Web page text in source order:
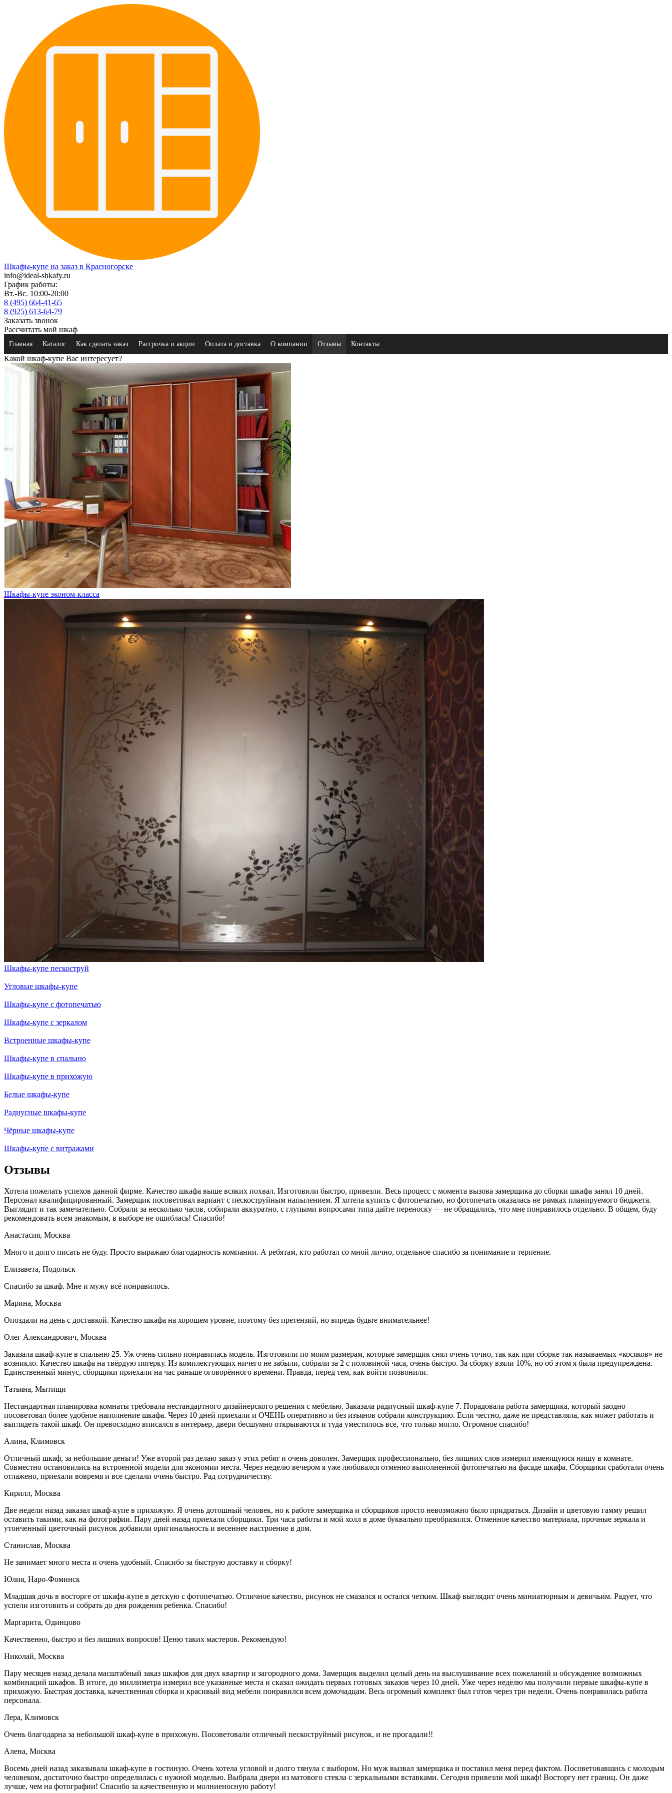
Шкафы-купе на заказ в Красногорске
info@ideal-shkafy.ru
График работы:
Вт.-Вс. 10:00-20:00
8 (495) 664-41-65
8 (925) 613-64-79
Заказать звонок
Рассчитать мой шкаф
Главная Каталог Как сделать заказ Рассрочка и акции Оплата и доставка О компании Отзывы Контакты
Какой шкаф-купе Вас интересует?
Шкафы-купе эконом-класса
Шкафы-купе пескоструй
Угловые шкафы-купе
Шкафы-купе с фотопечатью
Шкафы-купе с зеркалом
Встроенные шкафы-купе
Шкафы-купе в спальню
Шкафы-купе в прихожую
Белые шкафы-купе
Радиусные шкафы-купе
Чёрные шкафы-купе
Шкафы-купе с витражами
Отзывы
Хотела пожелать успехов данной фирме. Качество шкафа выше всяких похвал. Изготовили быстро, привезли. Весь процесс с момента вызова замерщика до сборки шкафа занял 10 дней.
Персонал квалифицированный. Замерщик посоветовал вариант с пескоструйным напылением. Я хотела купить с фотопечатью, но фотопечать оказалась не рамках планируемого бюджета.
Выглядит и так замечательно. Собрали за несколько часов, собирали аккуратно, с глупыми вопросами типа дайте переноску — не обращались, что мне понравилось отдельно. В общем, буду
рекомендовать всем знакомым, в выборе не ошиблась! Спасибо!
Анастасия, Москва
Много и долго писать не буду. Просто выражаю благодарность компании. А ребятам, кто работал со мной лично, отдельное спасибо за понимание и терпение.
Елизавета, Подольск
Спасибо за шкаф. Мне и мужу всё понравилось.
Марина, Москва
Опоздали на день с доставкой. Качество шкафа на хорошем уровне, поэтому без претензий, но впредь будьте внимательнее!
Олег Александрович, Москва
Заказала шкаф-купе в спальню 25. Уж очень сильно понравилась модель. Изготовили по моим размерам, которые замерщик снял очень точно, так как при сборке так называемых «косяков» не
возникло. Качество шкафа на твёрдую пятерку. Из комплектующих ничего не забыли, собрали за 2 с половиной часа, очень быстро. За сборку взяли 10%, но об этом я была предупреждена.
Единственный минус, сборщики приехали на час раньше оговорённого времени. Правда, перед тем, как войти позвонили.
Татьяна, Мытищи
Нестандартная планировка комнаты требовала нестандартного дизайнерского решения с мебелью. Заказала радиусный шкаф-купе 7. Порадовала работа замерщика, который заодно
посоветовал более удобное наполнение шкафа. Через 10 дней приехали и ОЧЕНЬ оперативно и без изъянов собрали конструкцию. Если честно, даже не представляла, как может работать и
выглядеть такой шкаф. Он превосходно вписался в интерьер, двери бесшумно открываются и туда уместилось все, что только могло. Огромное спасибо!
Алина, Климовск
Отличный шкаф, за небольшие деньги! Уже второй раз делаю заказ у этих ребят и очень доволен. Замерщик профессионально, без лишних слов измерил имеющуюся нишу в комнате.
Совместно остановились на встроенной модели для экономии места. Через неделю вечером я уже любовался отменно выполненной фотопечатью на фасаде шкафа. Сборщики сработали очень
отлажено, приехали вовремя и все сделали очень быстро. Рад сотрудничеству.
Кирилл, Москва
Две недели назад заказал шкаф-купе в прихожую. Я очень дотошный человек, но к работе замерщика и сборщиков просто невозможно было придраться. Дизайн и цветовую гамму решил
оставить такими, как на фотографии. Пару дней назад приехали сборщики. Три часа работы и мой холл в доме буквально преобразился. Отменное качество материала, прочные зеркала и
утонченный цветочный рисунок добавили оригинальность и весеннее настроение в дом.
Станислав, Москва
Не занимает много места и очень удобный. Спасибо за быструю доставку и сборку!
Юлия, Наро-Фоминск
Младшая дочь в восторге от шкафа-купе в детскую с фотопечатью. Отличное качество, рисунок не смазался и остался четким. Шкаф выглядит очень миниатюрным и девичьим. Радует, что
успели изготовить и собрать до дня рождения ребенка. Спасибо!
Маргарита, Одинцово
Качественно, быстро и без лишних вопросов! Ценю таких мастеров. Рекомендую!
Николай, Москва
Пару месяцев назад делала масштабный заказ шкафов для двух квартир и загородного дома. Замерщик выделил целый день на выслушивание всех пожеланий и обсуждение возможных
комбинаций шкафов. В итоге, до миллиметра измерил все указанные места и сказал ожидать первых готовых заказов через 10 дней. Уже через неделю мы получили первые шкафы-купе в
прихожую. Быстрая доставка, качественная сборка и красивый вид мебели понравился всем домочадцам. Весь огромный комплект был готов через три недели. Очень понравилась работа
персонала.
Лера, Климовск
Очень благодарна за небольшой шкаф-купе в прихожую. Посоветовали отличный пескоструйный рисунок, и не прогадали!!
Алена, Москва
Восемь дней назад заказывала шкаф-купе в гостиную. Очень хотела угловой и долго тянула с выбором. Но муж вызвал замерщика и поставил меня перед фактом. Посоветовавшись с молодым
человеком, достаточно быстро определилась с нужной моделью. Выбрала двери из матового стекла с зеркальными вставками. Сегодня привезли мой шкаф! Восторгу нет границ. Он даже
лучше, чем на фотографии! Спасибо за качественную и молниеносную работу!